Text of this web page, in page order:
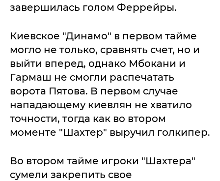
завершилась голом Феррейры.
Киевское "Динамо" в первом тайме
могло не только, сравнять счет, но и
выйти вперед, однако Мбокани и
Гармаш не смогли распечатать
ворота Пятова. В первом случае
нападающему киевлян не хватило
точности, тогда как во втором
моменте "Шахтер" выручил голкипер.
Во втором тайме игроки "Шахтера"
сумели закрепить свое